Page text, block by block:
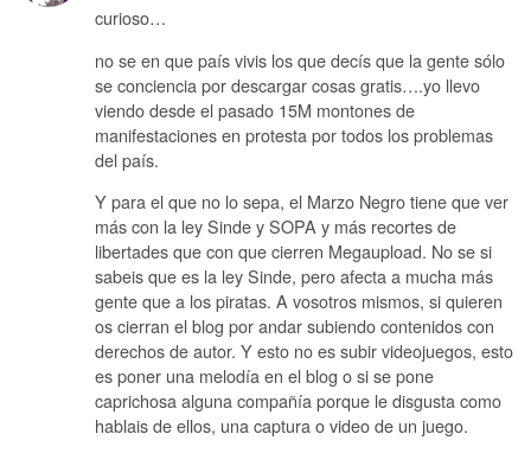
curioso…
no se en que país vivis los que decís que la gente sólo
se conciencia por descargar cosas gratis….yo llevo
viendo desde el pasado 15M montones de
manifestaciones en protesta por todos los problemas
del país.
Y para el que no lo sepa, el Marzo Negro tiene que ver
más con la ley Sinde y SOPA y más recortes de
libertades que con que cierren Megaupload. No se si
sabeis que es la ley Sinde, pero afecta a mucha más
gente que a los piratas. A vosotros mismos, si quieren
os cierran el blog por andar subiendo contenidos con
derechos de autor. Y esto no es subir videojuegos, esto
es poner una melodía en el blog o si se pone
caprichosa alguna compañía porque le disgusta como
hablais de ellos, una captura o video de un juego.